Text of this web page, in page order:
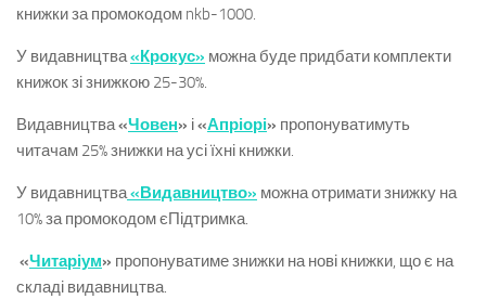
книжки за промокодом nkb-1000.
У видавництва«Крокус» можна буде придбати комплекти
книжок зі знижкою 25-30%.
Видавництва«Човен» і«Апріорі» пропонуватимуть
читачам 25% знижки на усі їхні книжки.
У видавництва«Видавництво» можна отримати знижку на
10% за промокодом єПідтримка.
«Читаріум» пропонуватиме знижки на нові книжки, що є на
складі видавництва.